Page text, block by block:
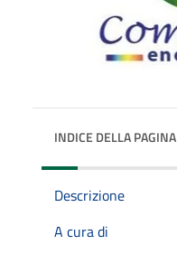
INDICE DELLA PAGINA
Descrizione
A cura di